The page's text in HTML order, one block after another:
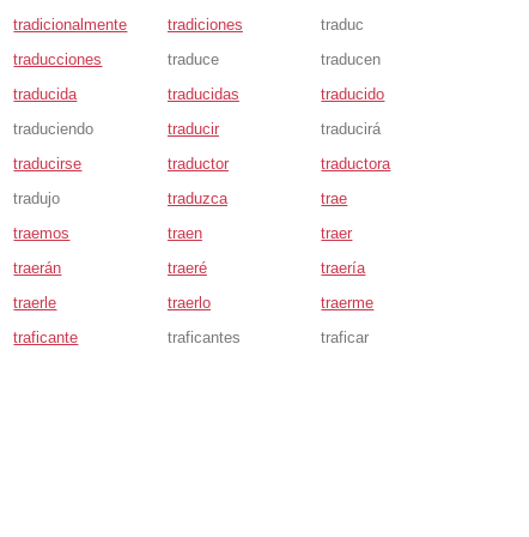
tradicionalmente tradiciones
traduc
traducciones traduce
traducen
traducida traducidas
traducido
traduciendo traducir
traducirá
traducirse traductor
traductora
tradujo traduzca
trae
traemos traen
traer
traerán traeré
traería
traerle traerlo
traerme
traficante traficantes traficar